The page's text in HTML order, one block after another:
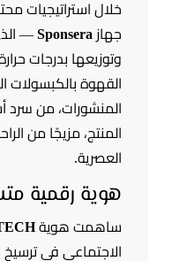
خلال استراتيجيات
جهاز Sponsera
—
وتوزيعها بدرجات
القهوة
المنشورات، من سرد
المنتج، مزيجًا من
العصرية.
هوية رقمية
ساهمت هوية
الاجتماعي في ترسيخ